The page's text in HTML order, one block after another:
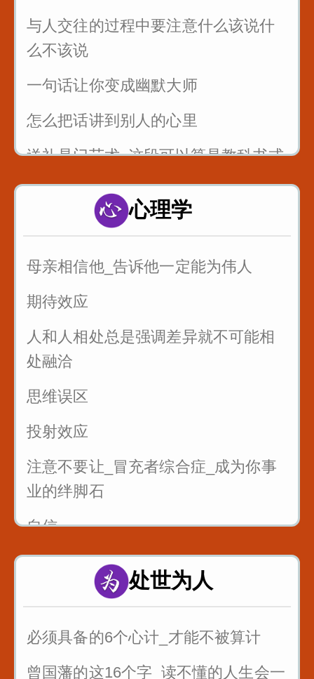
与人交往的过程中要注意什么该说什
么不该说
一句话让你变成幽默大师
怎么把话讲到别人的心里
送礼是门艺术_这段可以算是教科书式
的例子
以后有人故意刁难你_你就找到问题刁
难的点_套用在提问者身上_怼回去
管好自己的嘴_关系再好也不要说这些
话
三招让你和任何人说话
心理学
母亲相信他_告诉他一定能为伟人
期待效应
人和人相处总是强调差异就不可能相
处融洽
思维误区
投射效应
注意不要让_冒充者综合症_成为你事
业的绊脚石
自信
处世为人
必须具备的6个心计_才能不被算计
曾国藩的这16个字_读不懂的人生会一